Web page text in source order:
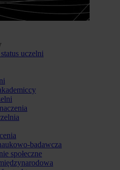
uczelni
badawcza
społeczne